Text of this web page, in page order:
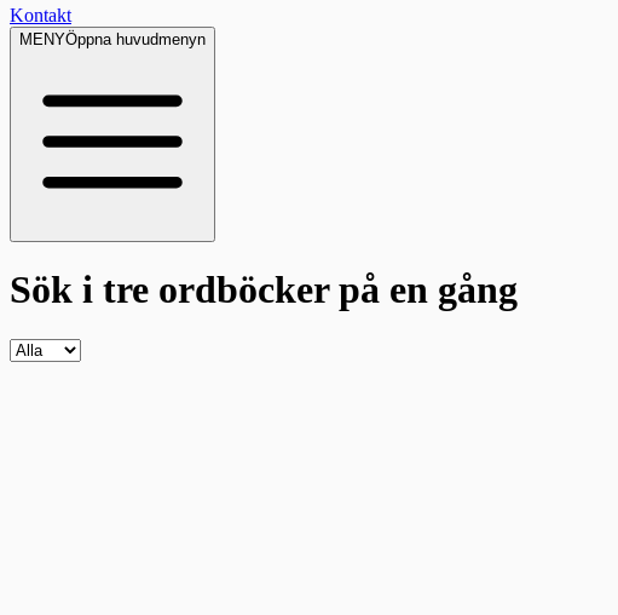
Kontakt
MENYÖppna huvudmenyn
Sök i tre ordböckerpå en gång